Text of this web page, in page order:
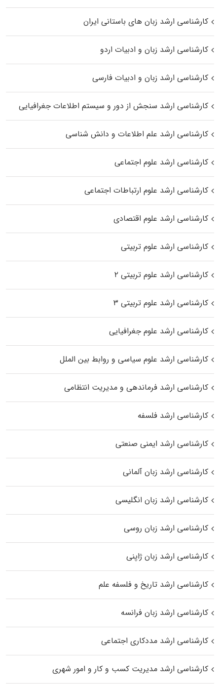
کارشناسی ارشد زبان‌ های باستانی ایران
کارشناسی ارشد زبان و ادبیات اردو
کارشناسی ارشد زبان و ادبیات فارسی
کارشناسی ارشد سنجش از دور و سیستم اطلاعات جغرافیایی
کارشناسی ارشد علم اطلاعات و دانش شناسی
کارشناسی ارشد علوم اجتماعی
کارشناسی ارشد علوم ارتباطات اجتماعی
کارشناسی ارشد علوم اقتصادی
کارشناسی ارشد علوم تربیتی
کارشناسی ارشد علوم تربیتی ۲
کارشناسی ارشد علوم تربیتی ۳
کارشناسی ارشد علوم جغرافیایی
کارشناسی ارشد علوم سیاسی و روابط بین الملل
کارشناسی ارشد فرماندهی و مدیریت انتظامی
کارشناسی ارشد فلسفه
کارشناسی ارشد ایمنی صنعتی
کارشناسی ارشد زبان آلمانی
کارشناسی ارشد زبان انگلیسی
کارشناسی ارشد زبان روسی
کارشناسی ارشد زبان ژاپنی
کارشناسی ارشد تاریخ و فلسفه علم
کارشناسی ارشد زبان فرانسه
کارشناسی ارشد مددکاری اجتماعی
کارشناسی ارشد مدیریت کسب و کار و امور شهری